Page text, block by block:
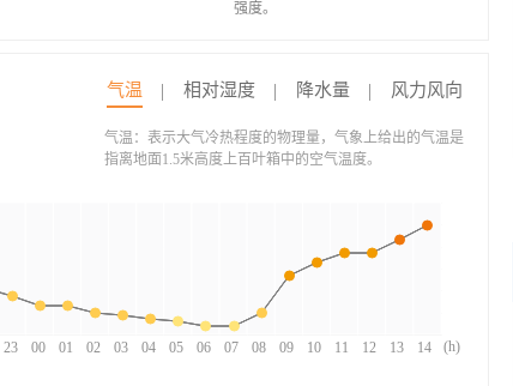
强度。
气温 相对湿度 降水量 风力风向
23 00 01 02 03 04 05 06 07 08 09 10 11 12 13 14
(h)
气温：表示大气冷热程度的物理量，气象上给出的气温是
指离地面1.5米高度上百叶箱中的空气温度。